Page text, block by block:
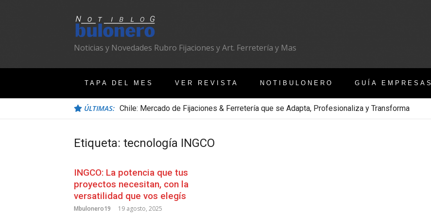
Noticias y Novedades Rubro Fijaciones y Art. Ferretería y Mas
TAPA DEL MES VER REVISTA NOTIBULONERO GUÍA EMPRESAS
ÚLTIMAS: Chile: Mercado de Fijaciones & Ferretería que se Adapta, Profesionaliza y Transforma
Etiqueta: tecnología INGCO
INGCO: La potencia que tus
proyectos necesitan, con la
versatilidad que vos elegís
Mbulonero19 19 agosto, 2025